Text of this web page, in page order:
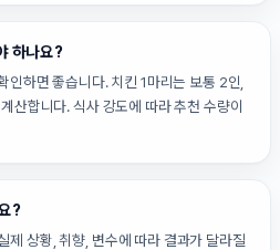
하나요?
인하면 좋습니다. 치킨 1마리는 보통 2인,
산합니다. 식사 강도에 따라 추천 수량이
?
제 상황, 취향, 변수에 따라 결과가 달라질